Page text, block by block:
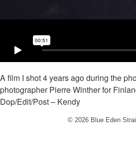
A film I shot 4 years ago during the
photographer Pierre Winther for
Dop/Edit/Post – Kendy
© 2026 Blue Eden